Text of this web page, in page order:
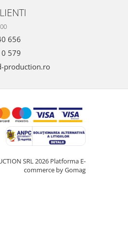
656
579
production.ro
SRL 2026 Platforma E-
commerce by Gomag